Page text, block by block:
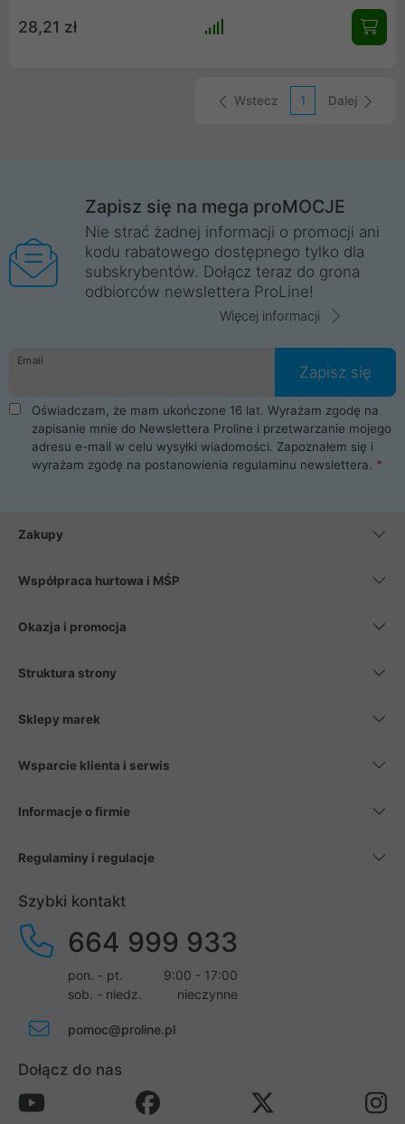
28,21 zł
Wstecz 1 Dalej
Zapisz się na mega proMOCJE
Nie strać żadnej informacji o promocji ani
kodu rabatowego dostępnego tylko dla
subskrybentów. Dołącz teraz do grona
odbiorców newslettera ProLine!
Więcej informacji
Email
Zapisz się
Oświadczam, że mam ukończone 16 lat. Wyrażam zgodę na
zapisanie mnie do Newslettera Proline i przetwarzanie mojego
adresu e-mail w celu wysyłki wiadomości. Zapoznałem się i
wyrażam zgodę na postanowienia regulaminu newslettera.
Zakupy
Współpraca hurtowa i MŚP
Okazja i promocja
Struktura strony
Sklepy marek
Wsparcie klienta i serwis
Informacje o firmie
Regulaminy i regulacje
Szybki kontakt
664 999 933
pon. - pt.
9:00 - 17:00
sob. - niedz.
nieczynne
pomoc@proline.pl
Dołącz do nas